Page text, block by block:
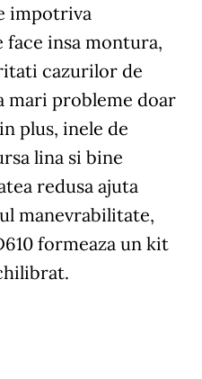
impotriva
insa montura,
cazurilor de
mari probleme doar
plus, inele de
lina si bine
redusa ajuta
manevrabilitate,
formeaza un kit